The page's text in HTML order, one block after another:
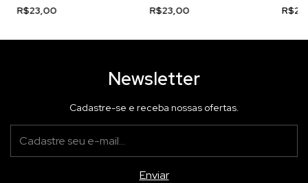
R$23,00
R$23,00
Newsletter
Cadastre-se e receba nossas ofertas.